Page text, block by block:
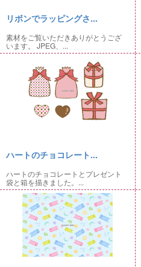
リボンでラッピングさ...
素材をご覧いただきありがとうござ
います。 JPEG、...
ハートのチョコレート...
ハートのチョコレートとプレゼント
袋と箱を描きました。...